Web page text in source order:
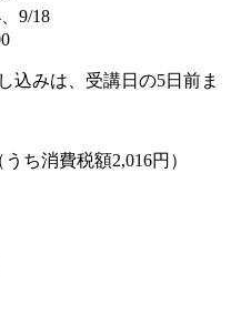
9/18
込みは、受講日の5日前ま
ち消費税額2,016円）